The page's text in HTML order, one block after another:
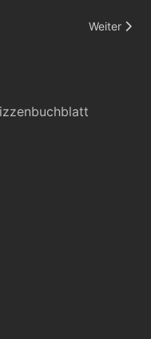
Nächster
Weiter